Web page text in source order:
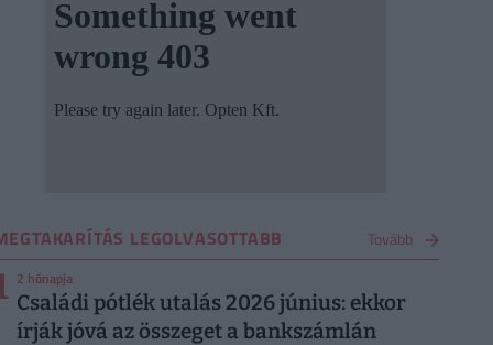
LEGOLVASOTTABB Tovább
2 hónapja
Családi pótlék utalás 2026 június: ekkor
írják jóvá az összeget a bankszámlán